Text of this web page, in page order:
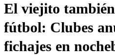
El viejito
fútbol: Clubes
fichajes en